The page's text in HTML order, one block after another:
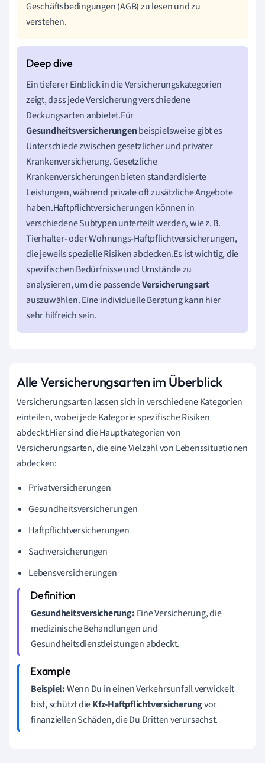
Geschäftsbedingungen (AGB) zu lesen und zu
verstehen.
Ein tieferer Einblick in die Versicherungskategorien
zeigt, dass jede Versicherung verschiedene
Deckungsarten anbietet.Für
Gesundheitsversicherungenbeispielsweise gibt es
Unterschiede zwischen gesetzlicher und privater
Krankenversicherung. Gesetzliche
Krankenversicherungen bieten standardisierte
Leistungen, während private oft zusätzliche Angebote
haben.Haftpflichtversicherungen können in
verschiedene Subtypen unterteilt werden, wie z. B.
Tierhalter- oder Wohnungs-Haftpflichtversicherungen,
die jeweils spezielle Risiken abdecken.Es ist wichtig, die
spezifischen Bedürfnisse und Umstände zu
analysieren, um die passendeVersicherungsart
auszuwählen. Eine individuelle Beratung kann hier
sehr hilfreich sein.
Alle Versicherungsarten im Überblick
Versicherungsarten lassen sich in verschiedene Kategorien
einteilen, wobei jede Kategorie spezifische Risiken
abdeckt.Hier sind die Hauptkategorien von
Versicherungsarten, die eine Vielzahl von Lebenssituationen
abdecken:
Privatversicherungen
Gesundheitsversicherungen
Haftpflichtversicherungen
Sachversicherungen
Lebensversicherungen
Gesundheitsversicherung: Eine Versicherung, die
medizinische Behandlungen und
Gesundheitsdienstleistungen abdeckt.
Beispiel:Wenn Du in einen Verkehrsunfall verwickelt
bist, schützt dieKfz-Haftpflichtversicherungvor
finanziellen Schäden, die Du Dritten verursachst.